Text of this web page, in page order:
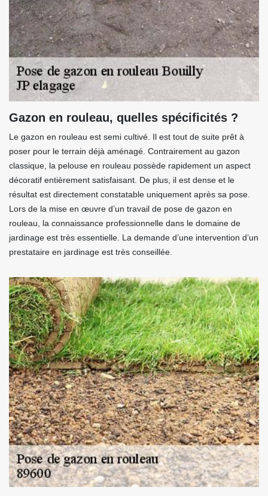
Gazon en rouleau, quelles spécificités ?
Le gazon en rouleau est semi cultivé. Il est tout de suite prêt à
poser pour le terrain déjà aménagé. Contrairement au gazon
classique, la pelouse en rouleau possède rapidement un aspect
décoratif entièrement satisfaisant. De plus, il est dense et le
résultat est directement constatable uniquement après sa pose.
Lors de la mise en œuvre d’un travail de pose de gazon en
rouleau, la connaissance professionnelle dans le domaine de
jardinage est très essentielle. La demande d’une intervention d’un
prestataire en jardinage est très conseillée.